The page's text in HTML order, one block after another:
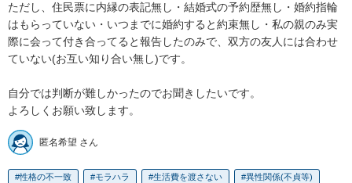
ただし、住民票に内縁の表記無し・結婚式の予約歴無し・婚約指輪
はもらっていない・いつまでに婚約すると約束無し・私の親のみ実
際に会って付き合ってると報告したのみで、双方の友人には合わせ
ていない(お互い知り合い無し)です。
自分では判断が難しかったのでお聞きしたいです。
よろしくお願い致します。
匿名希望 さん
性格の不一致 モラハラ 生活費を渡さない 異性関係(不貞等)